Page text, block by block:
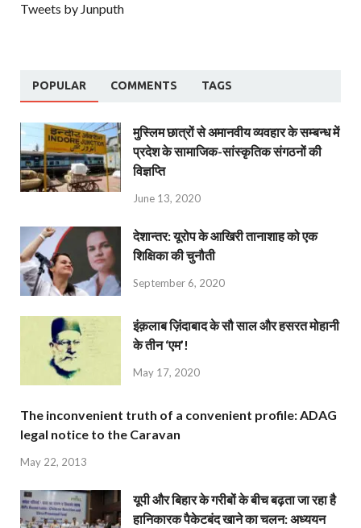
Tweets by Junputh
POPULAR COMMENTS TAGS
मुस्लिम छात्रों से अमानवीय व्यवहार के सम्बन्ध में
प्रदेश के सामाजिक-सांस्कृतिक संगठनों की
विज्ञप्ति
June 13, 2020
देशान्‍तर: यूरोप के आखिरी तानाशाह को एक
शिक्षिका की चुनौती
September 6, 2020
इंक़लाब ज़िंदाबाद के सौ साल और हसरत मोहानी
के तीन ‘एम’!
May 17, 2020
The inconvenient truth of a convenient profile: ADAG
legal notice to the Caravan
May 22, 2013
यूपी और बिहार के गरीबों के बीच बढ़ता जा रहा है
हानिकारक पैकेटबंद खाने का चलन: अध्ययन